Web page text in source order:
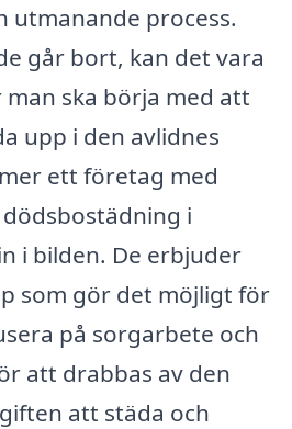
utmanande process.
går bort, kan det vara
ska börja med att
upp i den avlidnes
ett företag med
i
i bilden. De erbjuder
som gör det möjligt för
på sorgarbete och
att drabbas av den
att städa och